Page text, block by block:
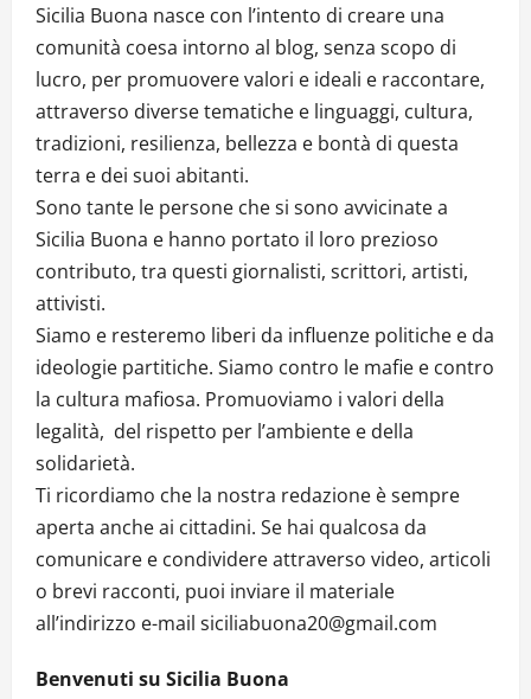
Sicilia Buona nasce con l’intento di creare una
comunità coesa intorno al blog, senza scopo di
lucro, per promuovere valori e ideali e raccontare,
attraverso diverse tematiche e linguaggi, cultura,
tradizioni, resilienza, bellezza e bontà di questa
terra e dei suoi abitanti.
Sono tante le persone che si sono avvicinate a
Sicilia Buona e hanno portato il loro prezioso
contributo, tra questi giornalisti, scrittori, artisti,
attivisti.
Siamo e resteremo liberi da influenze politiche e da
ideologie partitiche. Siamo contro le mafie e contro
la cultura mafiosa. Promuoviamo i valori della
legalità, del rispetto per l’ambiente e della
solidarietà.
Ti ricordiamo che la nostra redazione è sempre
aperta anche ai cittadini. Se hai qualcosa da
comunicare e condividere attraverso video, articoli
o brevi racconti, puoi inviare il materiale
all’indirizzo e-mail siciliabuona20@gmail.com
Benvenuti su Sicilia Buona